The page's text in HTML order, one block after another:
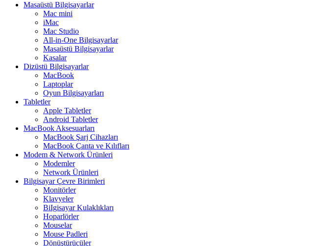
Masaüstü Bilgisayarlar
Mac mini
iMac
Mac Studio
All-in-One Bilgisayarlar
Masaüstü Bilgisayarlar
Kasalar
Dizüstü Bilgisayarlar
MacBook
Laptoplar
Oyun Bilgisayarları
Tabletler
Apple Tabletler
Android Tabletler
MacBook Aksesuarları
MacBook Şarj Cihazları
MacBook Çanta ve Kılıfları
Modem & Network Ürünleri
Modemler
Network Ürünleri
Bilgisayar Çevre Birimleri
Monitörler
Klavyeler
BiIgisayar Kulaklıkları
Hoparlörler
Mouselar
Mouse Padleri
Dönüştürücüler